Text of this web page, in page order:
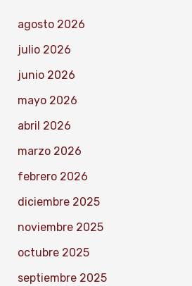
agosto 2026
julio 2026
junio 2026
mayo 2026
abril 2026
marzo 2026
febrero 2026
diciembre 2025
noviembre 2025
octubre 2025
septiembre 2025